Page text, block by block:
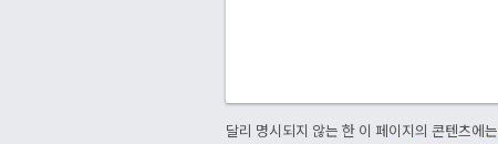
달리 명시되지 않는 한 이 페이지의 콘텐츠에는